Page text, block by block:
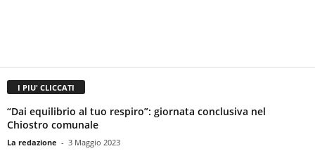
I PIU' CLICCATI
“Dai equilibrio al tuo respiro”: giornata conclusiva nel
Chiostro comunale
La redazione - 3 Maggio 2023